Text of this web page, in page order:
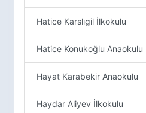
Hatice Karslıgil İlkokulu
Hatice Konukoğlu Anaokulu
Hayat Karabekir Anaokulu
Haydar Aliyev İlkokulu